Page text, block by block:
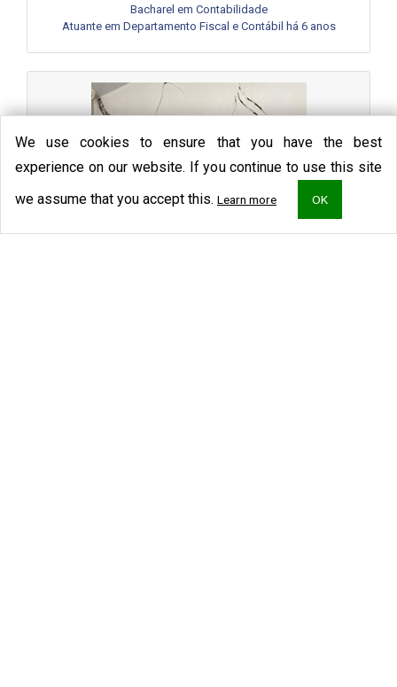
Bacharel em Contabilidade
Atuante em Departamento Fiscal e Contábil há 6 anos
We use cookies to ensure that you have the best
experience on our website. If you continue to use this site
we assume that you accept this. Learn more OK